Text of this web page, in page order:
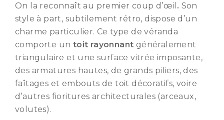
On la reconnaît au premier coup d’œil . Son
style à part, subtilement rétro, dispose d’un
charme particulier. Ce type de véranda
comporte un toit rayonnant généralement
triangulaire et une surface vitrée imposante,
des armatures hautes, de grands piliers, des
faîtages et embouts de toit décoratifs, voire
d’autres fioritures architecturales (arceaux,
volutes).